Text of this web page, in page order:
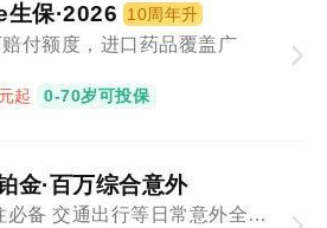
生保·2026 10周年升
付额度，进口药品覆盖广
元起 0-70岁可投保
金·百万综合意外
顶梁柱必备 交通出行等日常意外全覆盖